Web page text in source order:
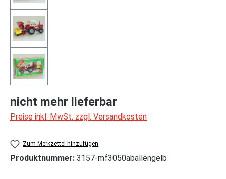
nicht mehr lieferbar
Preise inkl. MwSt. zzgl. Versandkosten
Zum Merkzettel hinzufügen
Produktnummer: 3157-mf3050aballengelb